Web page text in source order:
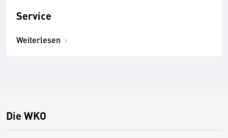
Service
Weiterlesen
Die WKO